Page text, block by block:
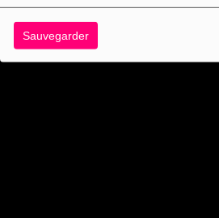
Sauvegarder